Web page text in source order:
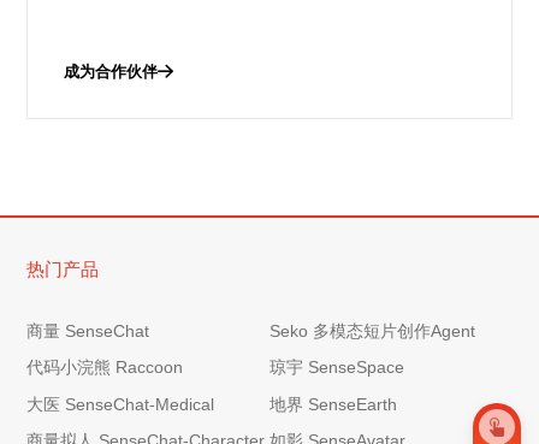
成为合作伙伴
热门产品
商量 SenseChat
Seko 多模态短片创作Agent
代码小浣熊 Raccoon
琼宇 SenseSpace
大医 SenseChat-Medical
地界 SenseEarth